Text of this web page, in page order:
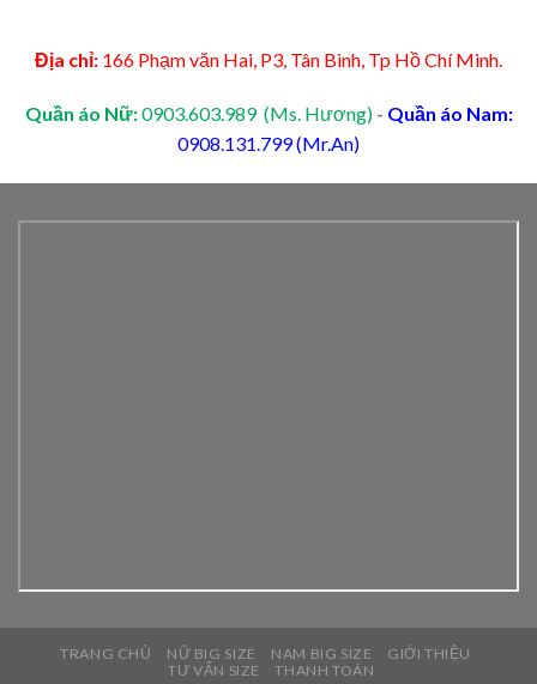
Địa chỉ: 166 Phạm văn Hai, P3, Tân Bình, Tp Hồ Chí Minh.
Quần áo Nữ:0903.603.989 (Ms. Hương) - Quần áo Nam:
0908.131.799 (Mr.An)
TRANG CHỦ NỮ BIG SIZE NAM BIG SIZE
GIỚI THIỆU
TƯ VẤN SIZE
THANH TOÁN